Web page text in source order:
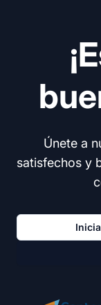
Únete a
satisfechos y